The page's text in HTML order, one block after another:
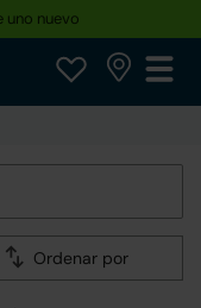
uno nuevo
Ordenar por